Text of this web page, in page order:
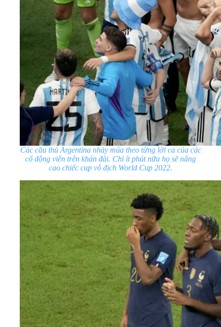
Các cầu thủ Argentina nhảy múa theo từng lời ca của các
cổ động viên trên khán đài. Chỉ ít phút nữa họ sẽ nâng
cao chiếc cup vô địch World Cup 2022.